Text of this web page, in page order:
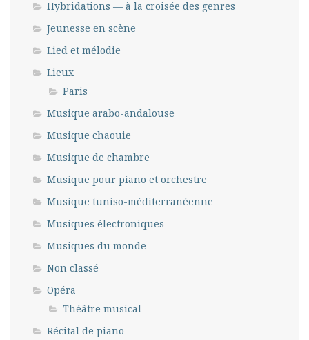
Hybridations — à la croisée des genres
Jeunesse en scène
Lied et mélodie
Lieux
Paris
Musique arabo-andalouse
Musique chaouie
Musique de chambre
Musique pour piano et orchestre
Musique tuniso-méditerranéenne
Musiques électroniques
Musiques du monde
Non classé
Opéra
Théâtre musical
Récital de piano